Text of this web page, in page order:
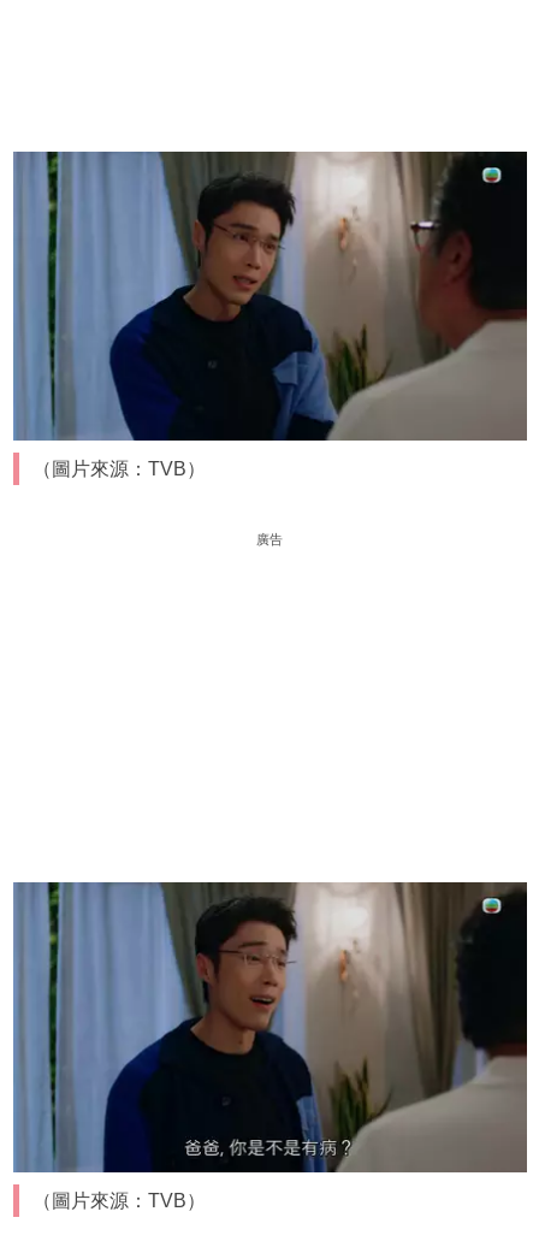
（圖片來源：TVB）
廣告
（圖片來源：TVB）